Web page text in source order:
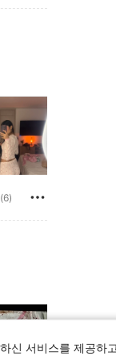
신 서비스를 제공하